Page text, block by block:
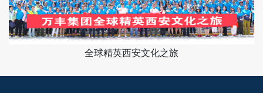
全球精英西安文化之旅